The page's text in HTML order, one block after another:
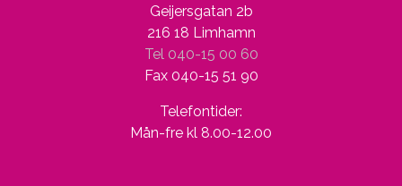
Geijersgatan 2b
216 18 Limhamn
Tel 040-15 00 60
Fax 040-15 51 90
Telefontider:
Mån-fre kl 8.00-12.00